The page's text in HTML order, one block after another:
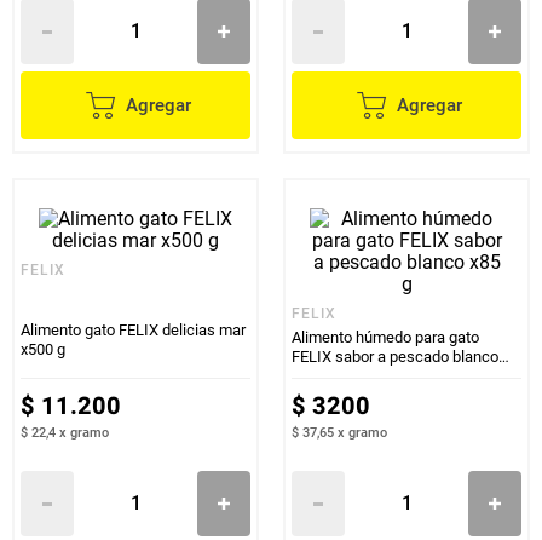
Agregar Agregar
FELIX
Alimento gato FELIX delicias mar
x500 g
$ 11.200
$ 22,4 x gramo
FELIX
Alimento húmedo para gato
FELIX sabor a pescado blanco
$ 3200
$ 37,65 x gramo